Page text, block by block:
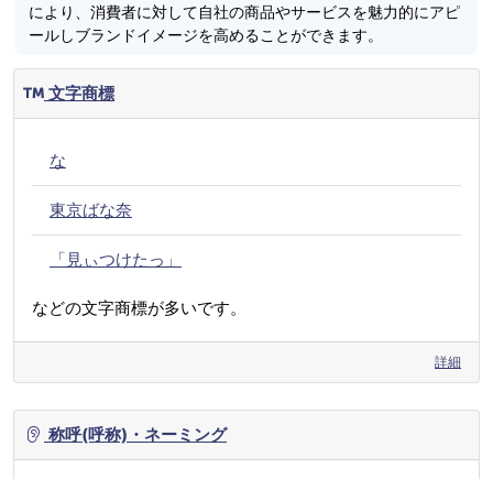
により、消費者に対して自社の商品やサービスを魅力的にアピ
ールしブランドイメージを高めることができます。
文字商標
な
東京ばな奈
「見ぃつけたっ」
などの文字商標が多いです。
詳細
称呼(呼称)・ネーミング